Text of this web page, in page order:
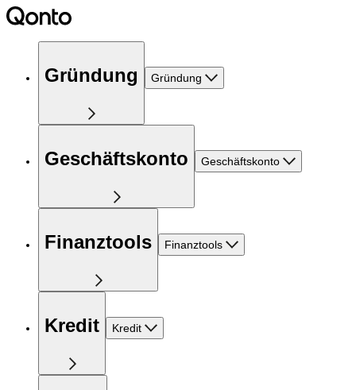
Gründung Gründung
Geschäftskonto Geschäftskonto
Finanztools Finanztools
Kredit Kredit